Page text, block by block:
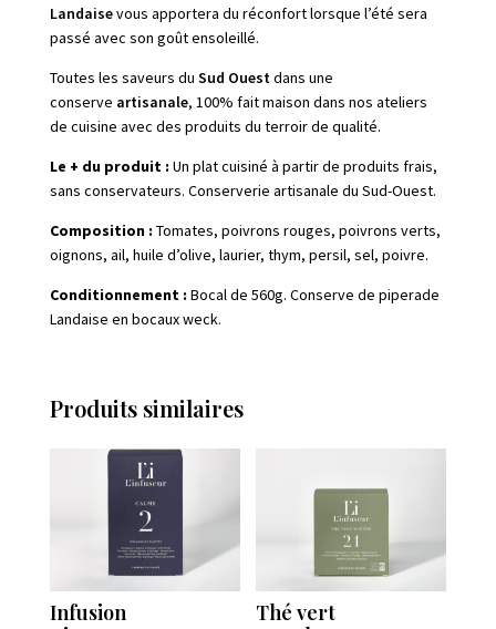
Landaisevous apportera du réconfort lorsque l’été sera
passé avec son goût ensoleillé.
Toutes les saveurs du Sud Ouestdans une
conserve artisanale, 100% fait maison dans nos ateliers
de cuisine avec des produits du terroir de qualité.
Le + du produit : Un plat cuisiné à partir de produits frais,
sans conservateurs. Conserverie artisanale du Sud-Ouest.
Composition : Tomates, poivrons rouges, poivrons verts,
oignons, ail, huile d’olive, laurier, thym, persil, sel, poivre.
Conditionnement : Bocal de 560g. Conserve de piperade
Landaise en bocaux weck.
Produits similaires
Infusion
Thé vert